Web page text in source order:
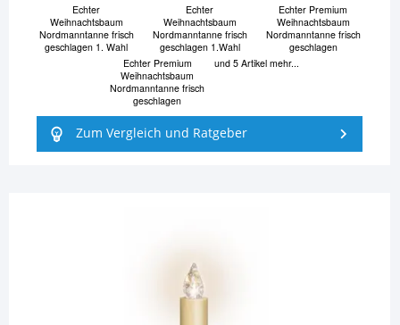
Echter
Weihnachtsbaum
Nordmanntanne frisch
geschlagen 1. Wahl
Echter
Weihnachtsbaum
Nordmanntanne frisch
geschlagen 1.Wahl
Echter Premium
Weihnachtsbaum
Nordmanntanne frisch
geschlagen
Echter Premium
Weihnachtsbaum
Nordmanntanne frisch
geschlagen
und 5 Artikel mehr...
Zum Vergleich und Ratgeber